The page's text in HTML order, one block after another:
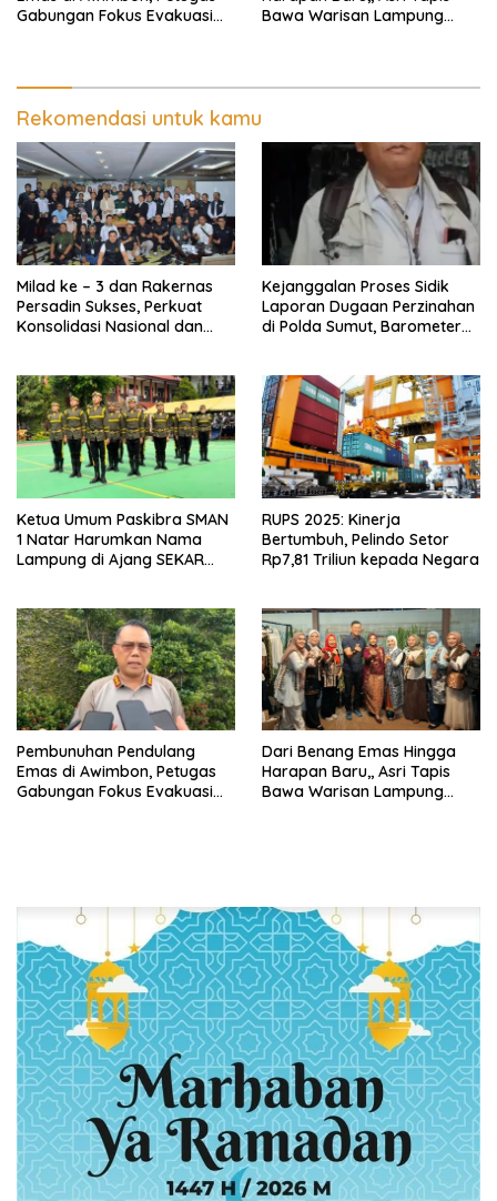
Gabungan Fokus Evakuasi
Bawa Warisan Lampung
Rekomendasi untuk kamu
Milad ke – 3 dan Rakernas
Persadin Sukses, Perkuat
Konsolidasi Nasional dan
Kejanggalan Proses Sidik
Laporan Dugaan Perzinahan
di Polda Sumut, Barometer
Ketua Umum Paskibra SMAN
1 Natar Harumkan Nama
Lampung di Ajang SEKAR
RUPS 2025: Kinerja
Bertumbuh, Pelindo Setor
Rp7,81 Triliun kepada Negara
Pembunuhan Pendulang
Emas di Awimbon, Petugas
Gabungan Fokus Evakuasi
Dari Benang Emas Hingga
Harapan Baru,, Asri Tapis
Bawa Warisan Lampung